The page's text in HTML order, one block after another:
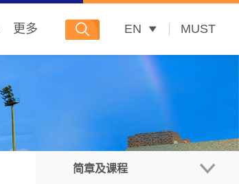
更多 EN MUST
简章及课程